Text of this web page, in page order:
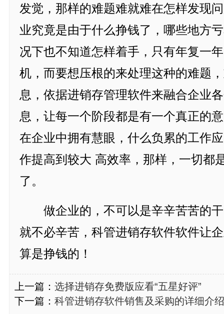
发觉，那样的难题难就难在怎样发现
业究竟是由于什么挣钱了，哪些地方
况下也不知道怎样着手，只有年复一
机，而要想压根的来处理这种的难题
息，依据进销存管理软件来融合企业
息，让每一个阶段都是有一个真正的
在企业中拥有慧眼，什么负累的工作
作提高到较大 高效率，那样，一切都
了。
做企业的，不可以是辛辛苦苦的干
就不必辛苦，科管进销存软件软件让
算是挣钱的！
上一篇： 选择进销存免费版应看“五星好评”
下一篇： 科管进销存软件销售及采购的详细介绍